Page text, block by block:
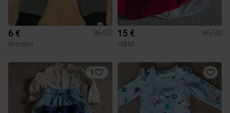
6 €
86/92
Breden
15 €
86/92
H&M
1